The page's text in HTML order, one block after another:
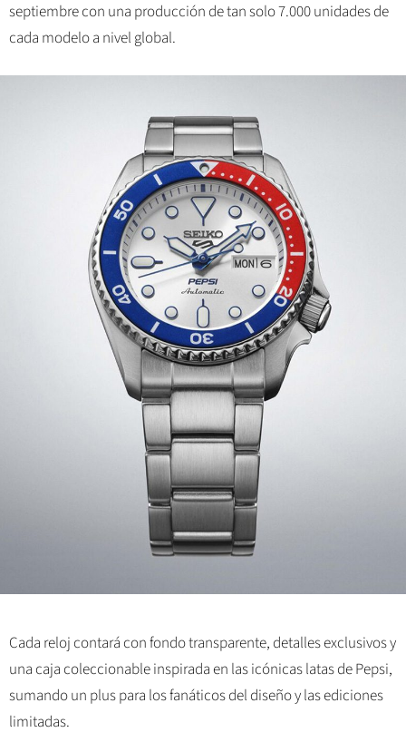
septiembre con una producción de tan solo 7.000 unidades de
cada modelo a nivel global.
Cada reloj contará con fondo transparente, detalles exclusivos y
una caja coleccionable inspirada en las icónicas latas de Pepsi,
sumando un plus para los fanáticos del diseño y las ediciones
limitadas.